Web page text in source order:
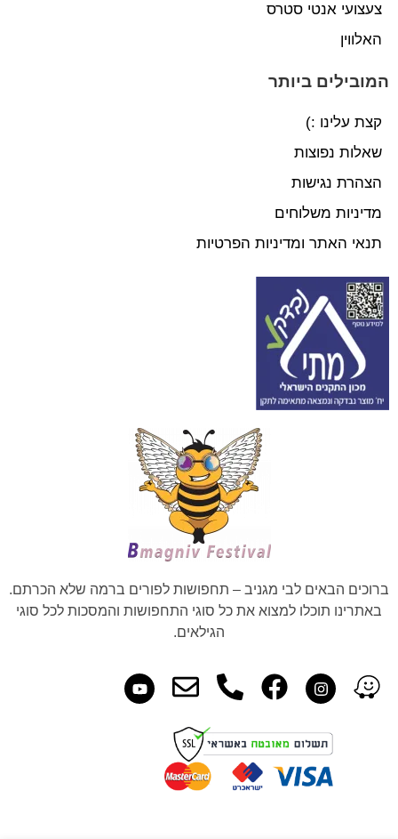
צעצועי אנטי סטרס
האלווין
המובילים ביותר
קצת עלינו :)
שאלות נפוצות
הצהרת נגישות
מדיניות משלוחים
תנאי האתר ומדיניות הפרטיות
ברוכים הבאים לבי מגניב – תחפושות לפורים ברמה שלא הכרתם.
באתרינו תוכלו למצוא את כל סוגי התחפושות והמסכות לכל סוגי
הגילאים.